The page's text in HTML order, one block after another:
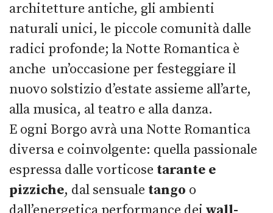
architetture antiche, gli ambienti
naturali unici, le piccole comunità dalle
radici profonde; la Notte Romantica è
anche un’occasione per festeggiare il
nuovo solstizio d’estate assieme all’arte,
alla musica, al teatro e alla danza.
E ogni Borgo avrà una Notte Romantica
diversa e coinvolgente: quella passionale
espressa dalle vorticose tarante e
pizziche, dal sensuale tango o